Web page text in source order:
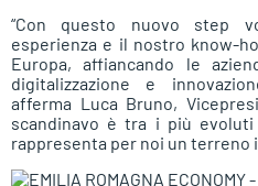
“Con questo nuovo step
esperienza e il nostro know-
Europa, affiancando le
digitalizzazione e
afferma Luca Bruno,
scandinavo è tra i più
rappresenta per noi un terreno